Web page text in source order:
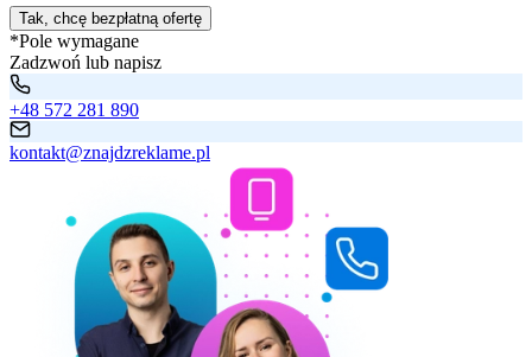
Tak, chcę bezpłatną ofertę
*Pole wymagane
Zadzwoń lub napisz
+48 572 281 890
kontakt@znajdzreklame.pl